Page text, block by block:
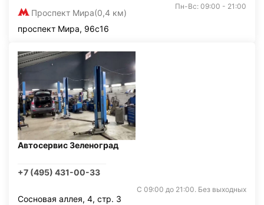
Проспект Мира(0,4 км)
Пн-Вс: 09:00 - 21:00
проспект Мира, 96с16
Автосервис Зеленоград
+7 (495) 431-00-33
С 09:00 до 21:00. Без выходных
Сосновая аллея, 4, стр. 3